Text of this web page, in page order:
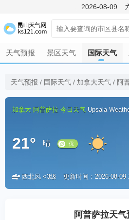
2026-08-09
天气预报 景区天气 国际天气
天气预报 / 国际天气 / 加拿大天气 / 阿
加拿大 阿普萨拉 今日天气 Upsala
21° 晴
优
西北风 <3级 更新时间：2026-08-09
阿普萨拉天气